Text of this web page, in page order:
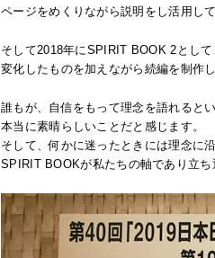
ページをめくりながら説明をし活用して
そして2018年にSPIRIT BOOK 2として
変化したものを加えながら続編を制作し
誰もが、自信をもって理念を語れると
本当に素晴らしいことだと感じます。
そして、何かに迷ったときには理念に
SPIRIT BOOKが私たちの軸であり立ち